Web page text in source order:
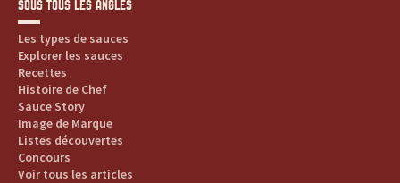
SOUS TOUS LES ANGLES
Les types de sauces
Explorer les sauces
Recettes
Histoire de Chef
Sauce Story
Image de Marque
Listes découvertes
Concours
Voir tous les articles